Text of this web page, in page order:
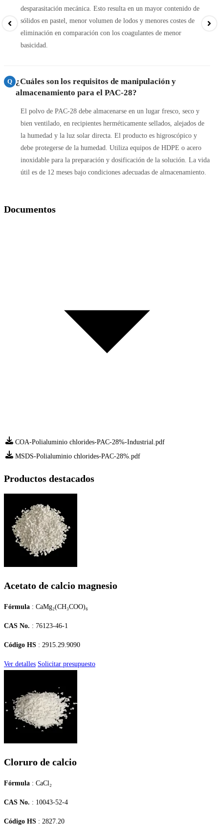
desparasitación mecánica. Esto resulta en un mayor contenido de
sólidos en pastel, menor volumen de lodos y menores costes de
eliminación en comparación con los coagulantes de menor
basicidad.
Q ¿Cuáles son los requisitos de manipulación y
almacenamiento para el PAC-28?
El polvo de PAC-28 debe almacenarse en un lugar fresco, seco y
bien ventilado, en recipientes herméticamente sellados, alejados de
la humedad y la luz solar directa. El producto es higroscópico y
debe protegerse de la humedad. Utiliza equipos de HDPE o acero
inoxidable para la preparación y dosificación de la solución. La vida
útil es de 12 meses bajo condiciones adecuadas de almacenamiento.
Documentos
COA-Polialuminio chlorides-PAC-28%-Industrial.pdf
MSDS-Polialuminio chlorides-PAC-28%.pdf
Productos destacados
Acetato de calcio magnesio
Fórmula : CaMg₂(CH₃COO)₆
CAS No. : 76123-46-1
Código HS : 2915.29.9090
Ver detalles Solicitar presupuesto
Cloruro de calcio
Fórmula : CaCl₂
CAS No. : 10043-52-4
Código HS : 2827.20